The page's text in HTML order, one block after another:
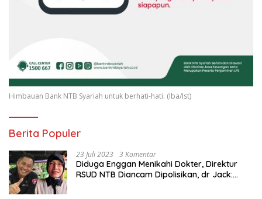
Himbauan Bank NTB Syariah untuk berhati-hati. (Iba/Ist)
Berita Populer
23 Juli 2023 3 Komentar
Diduga Enggan Menikahi Dokter, Direktur
RSUD NTB Diancam Dipolisikan, dr Jack: